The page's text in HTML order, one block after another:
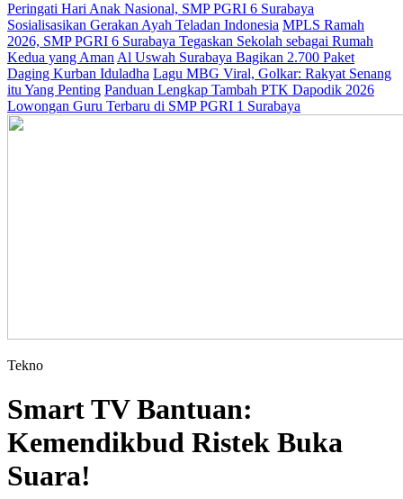
Peringati Hari Anak Nasional, SMP PGRI 6 Surabaya
Sosialisasikan Gerakan Ayah Teladan Indonesia MPLS Ramah
2026, SMP PGRI 6 Surabaya Tegaskan Sekolah sebagai Rumah
Kedua yang Aman Al Uswah Surabaya Bagikan 2.700 Paket
Daging Kurban Iduladha Lagu MBG Viral, Golkar: Rakyat Senang
itu Yang Penting Panduan Lengkap Tambah PTK Dapodik 2026
Lowongan Guru Terbaru di SMP PGRI 1 Surabaya
Tekno
Smart TV Bantuan:
Kemendikbud Ristek Buka
Suara!